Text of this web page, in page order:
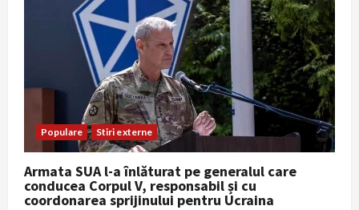
Populare Stiri externe
Armata SUA l-a înlăturat pe generalul care
conducea Corpul V, responsabil și cu
coordonarea sprijinului pentru Ucraina